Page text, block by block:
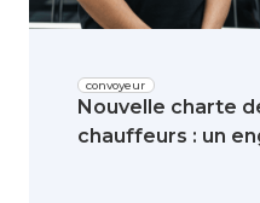
convoyeur
Nouvelle charte
chauffeurs : un